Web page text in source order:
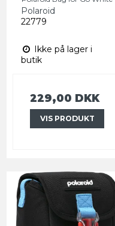
Polaroid
22779
Ikke på lager i
butik
229,00 DKK
VIS PRODUKT